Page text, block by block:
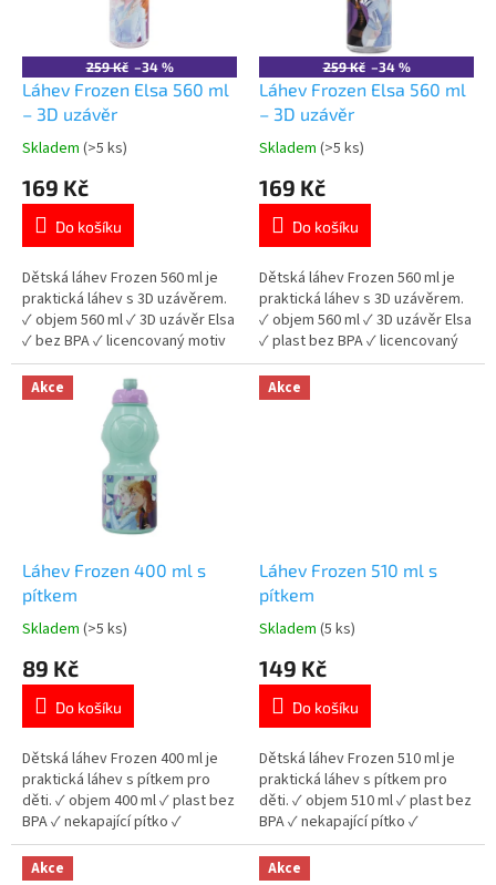
259 Kč –34 %
Láhev Frozen Elsa 560 ml
– 3D uzávěr
Průměrné
produktu
5,0
5
hvězdiček.
Skladem (>5 ks)
169 Kč
Do košíku
Dětská láhev Frozen 560 ml je
praktická láhev s 3D uzávěrem.
✓ objem 560 ml ✓ 3D uzávěr Elsa
✓ bez BPA ✓ licencovaný motiv
Frozen 👉 Více produktů Frozen
259 Kč –34 %
Láhev Frozen Elsa 560 ml
– 3D uzávěr
Průměrné
produktu
5,0
5
hvězdiček.
Skladem (>5 ks)
169 Kč
Do košíku
Dětská láhev Frozen 560 ml je
praktická láhev s 3D uzávěrem.
✓ objem 560 ml ✓ 3D uzávěr Elsa
✓ plast bez BPA ✓ licencovaný
motiv Frozen 👉 Více produktů
Frozen
Akce
Láhev Frozen 400 ml s
pítkem
Průměrné
produktu
5,0
5
hvězdiček.
Skladem (>5 ks)
89 Kč
Do košíku
Dětská láhev Frozen 400 ml je
praktická láhev s pítkem pro
děti. ✓ objem 400 ml ✓ plast bez
BPA ✓ nekapající pítko ✓
licencovaný motiv Frozen 👉
Více produktů Frozen
Akce
Láhev Frozen 510 ml s
pítkem
Průměrné
produktu
5,0
5
hvězdiček.
Skladem (5 ks)
149 Kč
Do košíku
Dětská láhev Frozen 510 ml je
praktická láhev s pítkem pro
děti. ✓ objem 510 ml ✓ plast bez
BPA ✓ nekapající pítko ✓
licencovaný motiv Frozen 👉
Více produktů Frozen
Akce Akce